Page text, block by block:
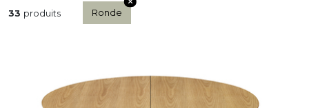
33 produits Ronde